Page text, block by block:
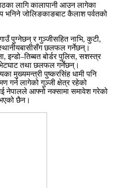
लागि कालापानी आउन लागेका
भनिने जोलिङकाङबाट कैलाश पर्वतको
पुग्नेछन् र गुञ्जीसहित नाभि, कुटी,
छलफल गर्नेछन्।
इन्डो–तिब्बत बोर्डर पुलिस, सशस्त्र
भेटघाट तथा छलफल गर्नेछन्।
मुख्यमन्त्री पुष्करसिंह धामी पनि
गर्न लागेको गुञ्जी क्षेत्र रहेको
नेपालले आफ्नो नक्सामा समावेश गरेको
छैन।